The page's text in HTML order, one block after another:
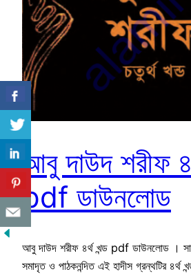
আবু দাউদ শরীফ
pdf ডাউনলোড
আবু দাউদ শরীফ ৪র্থ খন্ড pdf ডাউনলোড ।
সমাদৃত ও পাঠকনন্দিত এই হাদীস গ্রন্থটির ৪র্থ